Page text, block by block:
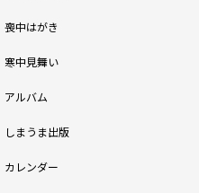
喪中はがき
寒中見舞い
アルバム
しまうま出版
カレンダー